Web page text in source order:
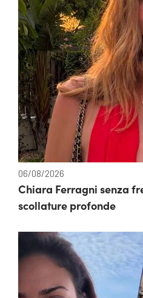
06/08/2026
Chiara Ferragni senza
scollature profonde